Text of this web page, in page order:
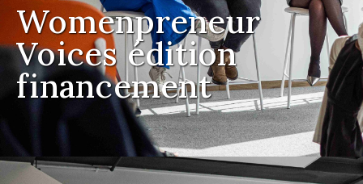
Womenpreneur
Voices édition
financement